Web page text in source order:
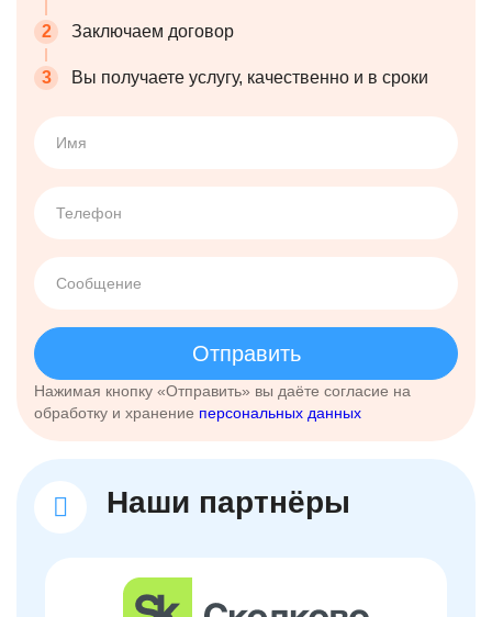
Отправить
Нажимая кнопку «Отправить» вы даёте согласие на
обработку и хранение персональных данных
Заключаем договор
Вы получаете услугу, качественно и в сроки
Наши партнёры